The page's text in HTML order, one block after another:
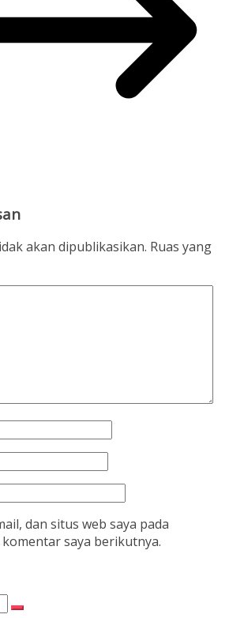
akan dipublikasikan. Ruas yang
dan situs web saya pada
saya berikutnya.